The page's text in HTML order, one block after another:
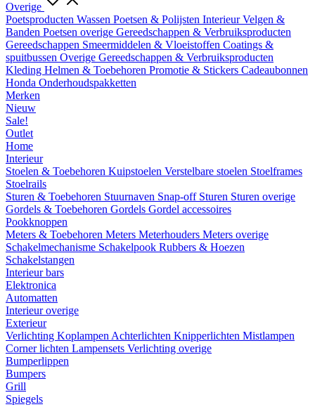
Overige
Poetsproducten Wassen Poetsen & Polijsten InterieurVelgen &
Banden Poetsen overige Gereedschappen & Verbruiksproducten
Gereedschappen Smeermiddelen & Vloeistoffen Coatings &
spuitbussen Overige Gereedschappen & Verbruiksproducten
Kleding Helmen & Toebehoren Promotie & Stickers Cadeaubonnen
Honda Onderhoudspakketten
Merken
Nieuw
Sale!
Outlet
Home
Interieur
Stoelen & Toebehoren Kuipstoelen Verstelbare stoelen Stoelframes
Stoelrails
Sturen & Toebehoren Stuurnaven Snap-off Sturen Sturen overige
Gordels & Toebehoren Gordels Gordel accessoires
Pookknoppen
Meters & Toebehoren Meters Meterhouders Meters overige
Schakelmechanisme Schakelpook Rubbers & Hoezen
Schakelstangen
Interieur bars
Elektronica
Automatten
Interieur overige
Exterieur
Verlichting Koplampen Achterlichten Knipperlichten Mistlampen
Corner lichten Lampensets Verlichting overige
Bumperlippen
Bumpers
Grill
Spiegels